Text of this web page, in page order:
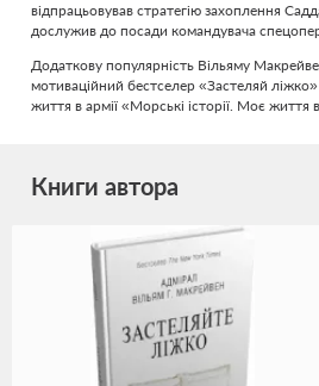
відпрацьовував стратегію захоплення
дослужив до посади командувача
Додаткову популярність Вільяму
мотиваційний бестселер «Застеляй ліжко»
життя в армії «Морські історії. Моє життя
Книги автора